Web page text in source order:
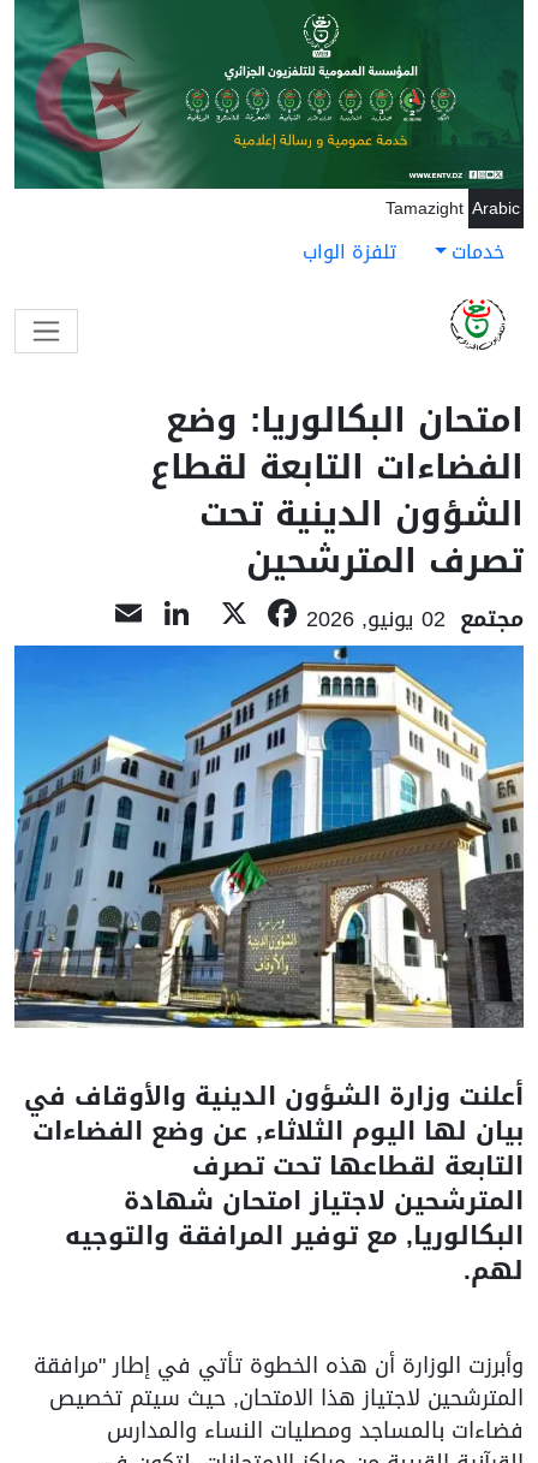
تجاوز إلى المحتوى الرئيسي
Arabic
Tamazight
خدمات تلفزة الواب
امتحان البكالوريا: وضع
الفضاءات التابعة لقطاع
الشؤون الدينية تحت
تصرف المترشحين
مجتمع 02 يونيو, 2026 Facebook
LinkedIn
أعلنت وزارة الشؤون الدينية والأوقاف في
بيان لها اليوم الثلاثاء, عن وضع الفضاءات
التابعة لقطاعها تحت تصرف
المترشحين لاجتياز امتحان شهادة
البكالوريا, مع توفير المرافقة والتوجيه
لهم.
وأبرزت الوزارة أن هذه الخطوة تأتي في إطار "مرافقة
المترشحين لاجتياز هذا الامتحان, حيث سيتم تخصيص
فضاءات بالمساجد ومصليات النساء والمدارس